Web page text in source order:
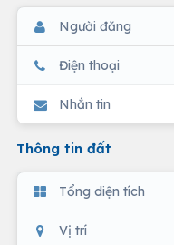
Người đăng
Điện thoại
Nhắn tin
Thông tin đất
Tổng diện tích
Vị trí